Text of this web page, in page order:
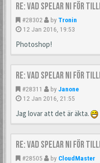
Re: Vad spelar ni för
#28302 by Tronin
12 Jan 2016, 19:53
Photoshop!
Re: Vad spelar ni för
#28311 by Janone
12 Jan 2016, 21:55
Jag lovar att det är äkta.
Re: Vad spelar ni för
#28505 by CloudMaster